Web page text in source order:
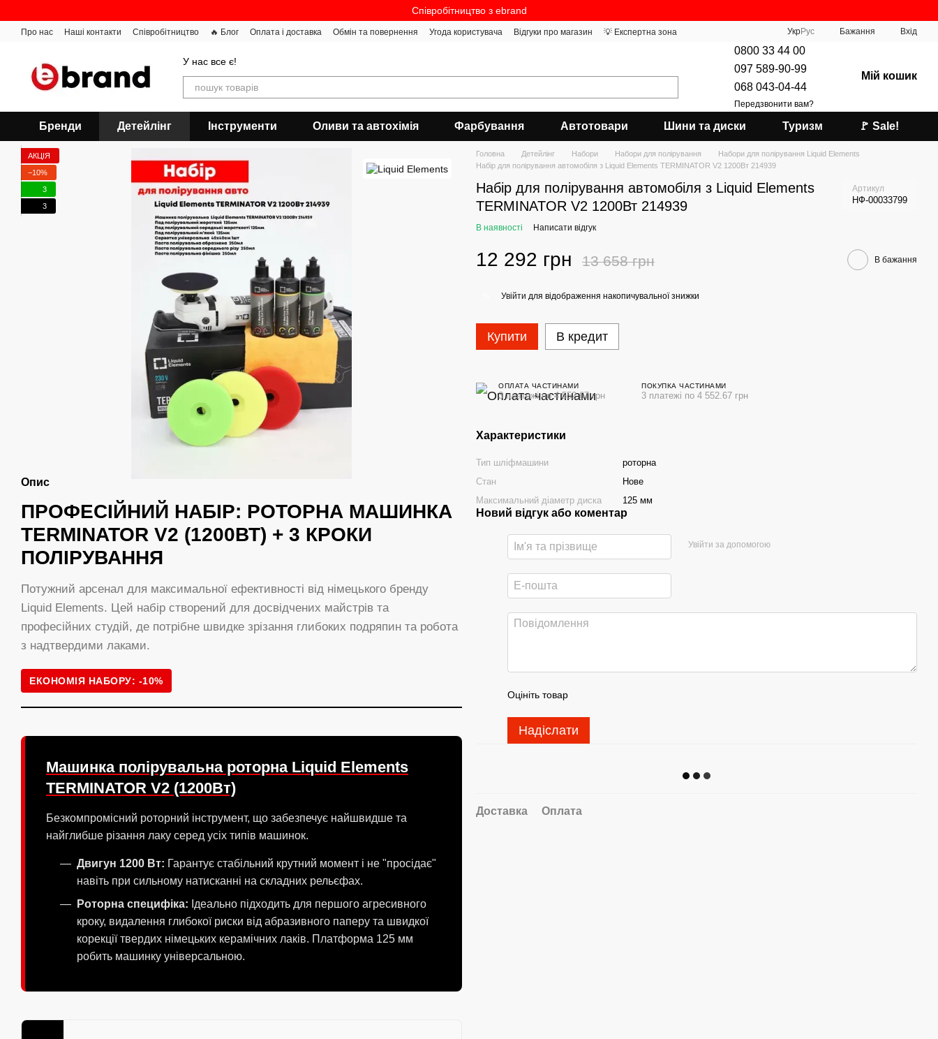
Співробітництво з ebrand
Про нас Наші контакти Співробітництво 🔥 Блог Оплата і доставка Обмін та повернення Угода користувача Відгуки про магазин 💡 Експертна зона УкрРус Бажання Вхід
У нас все є!
0800 33 44 00
097 589-90-99
068 043-04-44
Передзвонити вам?
Мій кошик
Бренди Детейлінг Інструменти Оливи та автохімія Фарбування Автотовари Шини та диски Туризм 🚩 Sale!
АКЦІЯ
−10%
3
3
Опис
ПРОФЕСІЙНИЙ НАБІР: РОТОРНА МАШИНКА
TERMINATOR V2 (1200ВТ) + 3 КРОКИ
ПОЛІРУВАННЯ
Потужний арсенал для максимальної ефективності від німецького бренду
Liquid Elements. Цей набір створений для досвідчених майстрів та
професійних студій, де потрібне швидке зрізання глибоких подряпин та робота
з надтвердими лаками.
ЕКОНОМІЯ НАБОРУ: -10%
Машинка полірувальна роторна Liquid Elements
TERMINATOR V2 (1200Вт)
Безкомпромісний роторний інструмент, що забезпечує найшвидше та
найглибше різання лаку серед усіх типів машинок.
Двигун 1200 Вт: Гарантує стабільний крутний момент і не "просідає"
навіть при сильному натисканні на складних рельєфах.
Роторна специфіка: Ідеально підходить для першого агресивного
кроку, видалення глибокої риски від абразивного паперу та швидкої
корекції твердих німецьких керамічних лаків. Платформа 125 мм
робить машинку універсальною.
Головна Детейлінг Набори Набори для полірування
Набори для полірування Liquid Elements
Набір для полірування автомобіля з Liquid Elements TERMINATOR V2 1200Вт 214939
Набір для полірування автомобіля з Liquid Elements
TERMINATOR V2 1200Вт 214939
Артикул
НФ-00033799
В наявності Написати відгук
12 292 грн 13 658 грн В бажання
Увійти для відображення накопичувальної знижки
Купити В кредит
ОПЛАТА ЧАСТИНАМИ
3 платежі по 4 552.67 грн
ПОКУПКА ЧАСТИНАМИ
3 платежі по 4 552.67 грн
Характеристики
Тип шліфмашини
роторна
Стан
Нове
Максимальний діаметр диска
125 мм
Новий відгук або коментар
Увійти за допомогою
Оцініть товар
Надіслати
Доставка Оплата